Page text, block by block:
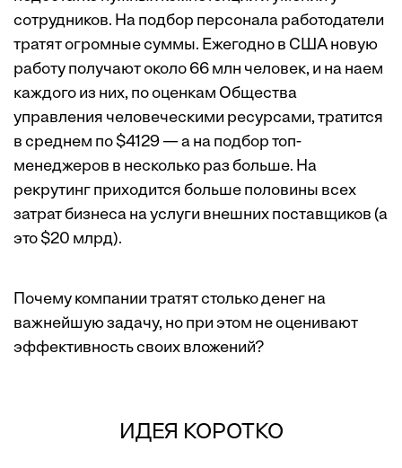
сотрудников. На подбор персонала работодатели
тратят огромные суммы. Ежегодно в США новую
работу получают около 66 млн человек, и на наем
каждого из них, по оценкам Общества
управления человеческими ресурсами, тратится
в среднем по $4129 — а на подбор топ-
менеджеров в несколько раз больше. На
рекрутинг приходится больше половины всех
затрат бизнеса на услуги внешних поставщиков (а
это $20 млрд).
Почему компании тратят столько денег на
важнейшую задачу, но при этом не оценивают
эффективность своих вложений?
ИДЕЯ КОРОТКО